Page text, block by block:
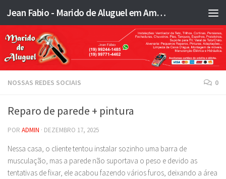
Skip to content Jean Fabio - Marido de Aluguel em Americana SP e região - JFMA
NOSSAS REDES SOCIAIS 0
Reparo de parede + pintura
POR ADMIN · DEZEMBRO 17, 2025
Nessa casa, o cliente tentou instalar sozinho uma barra de
musculação, mas a parede não suportava o peso e devido as
tentativas de fixar, ele acabou fazendo vários furos, deixando a área